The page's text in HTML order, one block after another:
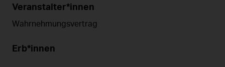
Veranstalter*innen
Wahrnehmungsvertrag
Erb*innen